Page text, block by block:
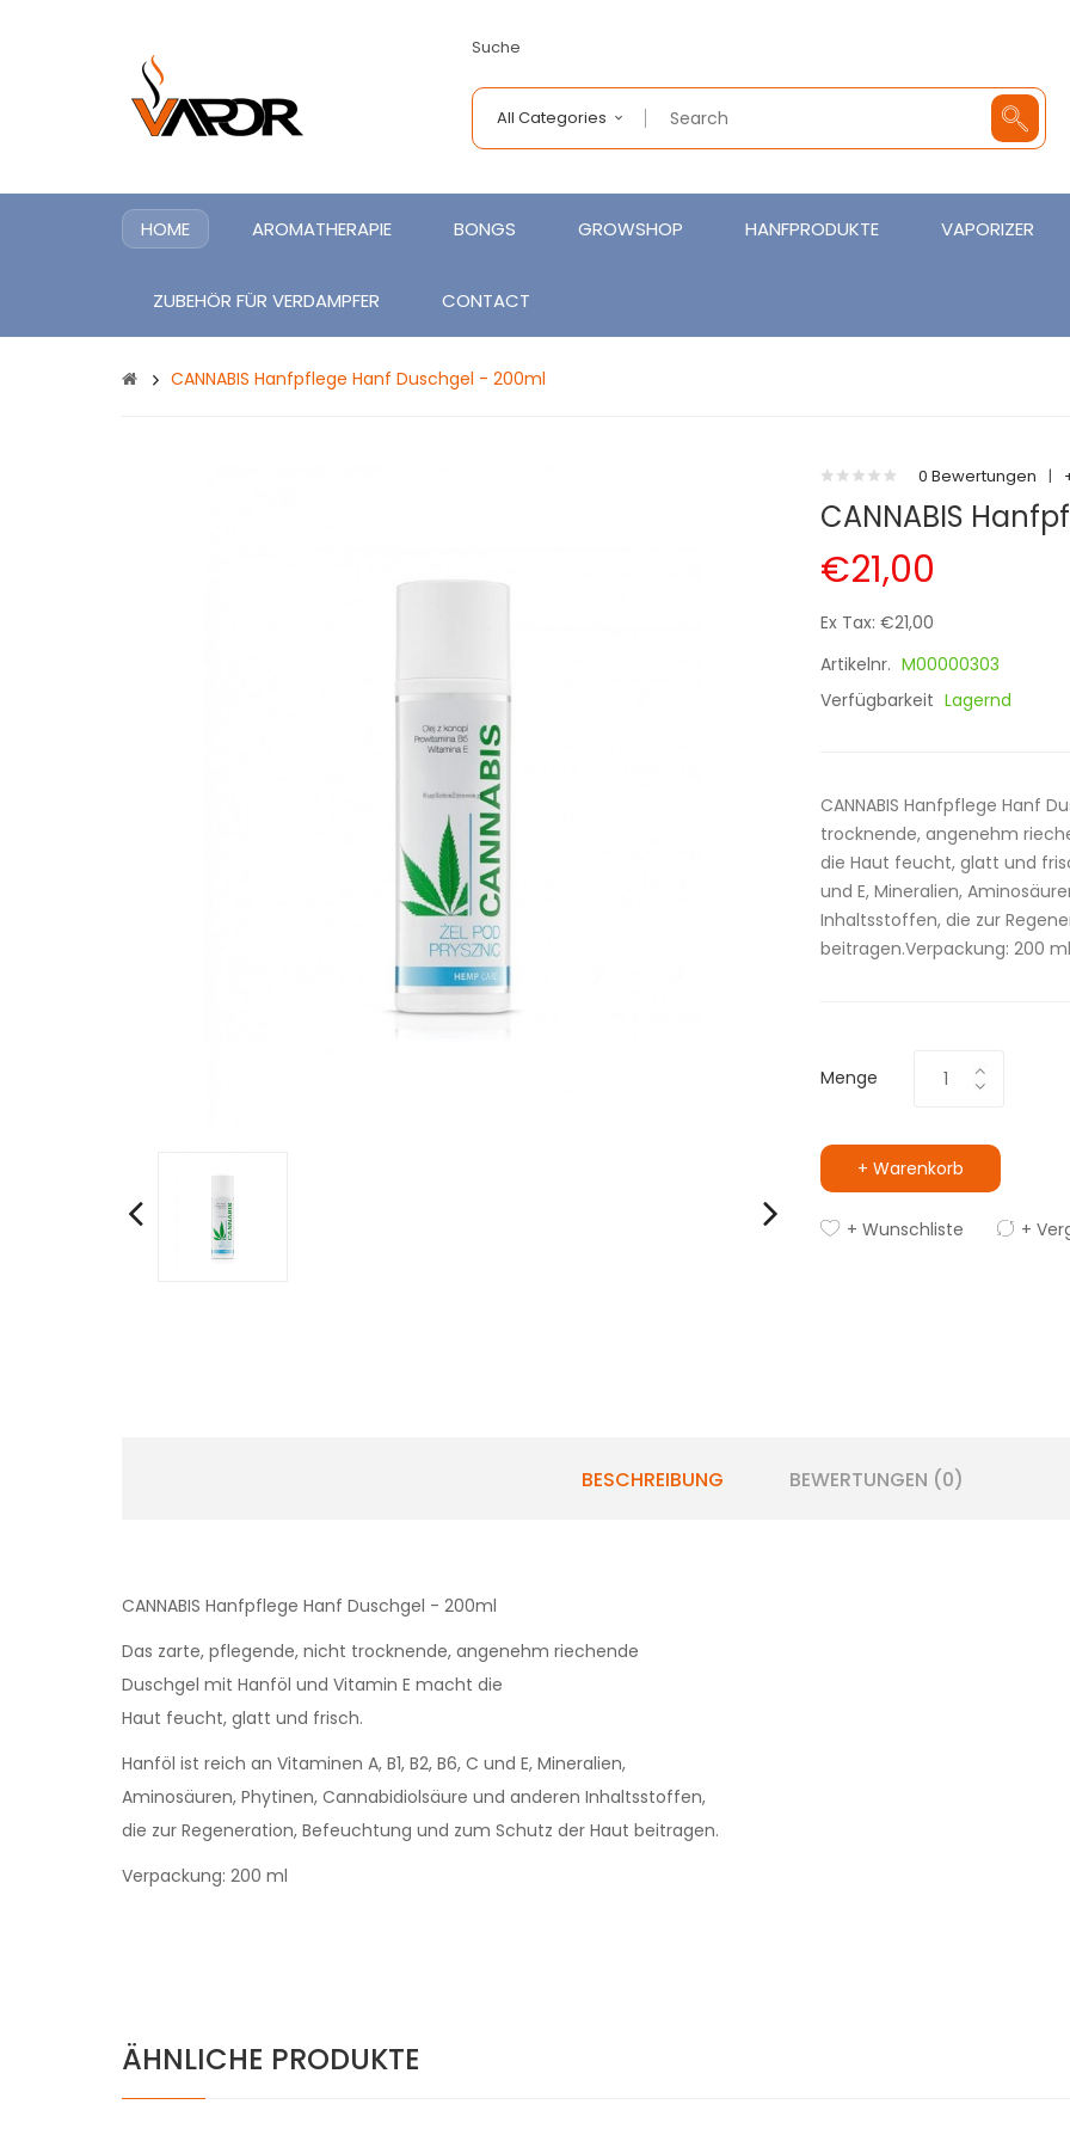
Suche
All Categories
HOME AROMATHERAPIE BONGS GROWSHOP HANFPRODUKTE VAPORIZER
ZUBEHÖR FÜR VERDAMPFER CONTACT
CANNABIS Hanfpflege Hanf Duschgel - 200ml
0 Bewertungen |
CANNABIS
€21,00
Ex Tax: €21,00
Artikelnr. M00000303
Verfügbarkeit Lagernd
CANNABIS Hanfpflege Hanf
trocknende, angenehm
die Haut feucht, glatt und
und E, Mineralien,
Inhaltsstoffen, die zur
beitragen.Verpackung: 200
Menge
+ Warenkorb
+ Wunschliste +
BESCHREIBUNG BEWERTUNGEN (0)
CANNABIS Hanfpflege Hanf Duschgel - 200ml
Das zarte, pflegende, nicht trocknende, angenehm riechende
Duschgel mit Hanföl und Vitamin E macht die
Haut feucht, glatt und frisch.
Hanföl ist reich an Vitaminen A, B1, B2, B6, C und E, Mineralien,
Aminosäuren, Phytinen, Cannabidiolsäure und anderen Inhaltsstoffen,
die zur Regeneration, Befeuchtung und zum Schutz der Haut beitragen.
Verpackung: 200 ml
ÄHNLICHE PRODUKTE